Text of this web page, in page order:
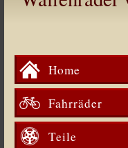
Home
Fahrräder
Teile